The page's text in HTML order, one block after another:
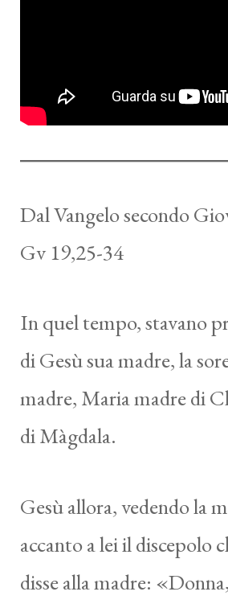
Dal Vangelo secondo
Gv 19,25-34
In quel tempo, stavano
di Gesù sua madre, la
madre, Maria madre di
di Màgdala.
Gesù allora, vedendo la
accanto a lei il discepolo
disse alla madre: